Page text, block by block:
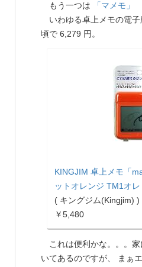
もう一つは
「マメモ」
いわゆる卓上メモの電
頃で 6,279 円。
KINGJIM 卓上メモ「
ットオレンジ TM1オレ
( キングジム(Kingjim) )
￥5,480
これは便利かな。。。家
いてあるのですが、 まぁ